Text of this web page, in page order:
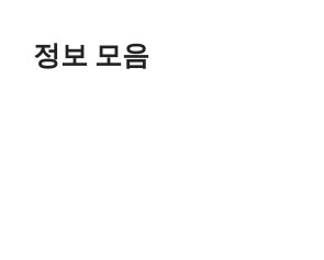
content정보 모음